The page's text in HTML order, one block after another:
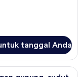
tanggal Anda
brankas, meja